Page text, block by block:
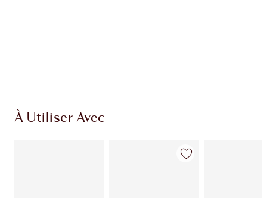
À Utiliser Avec